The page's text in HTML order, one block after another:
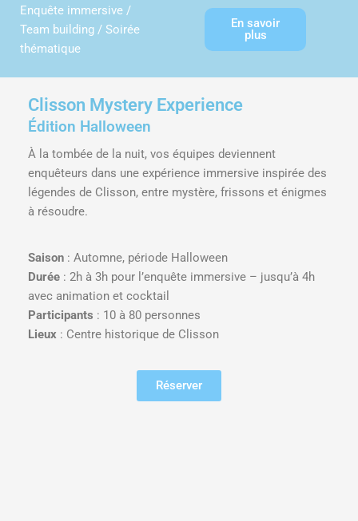
Enquête immersive /
Team building / Soirée
thématique
En savoir
plus
Clisson Mystery Experience
Édition Halloween
À la tombée de la nuit, vos équipes deviennent
enquêteurs dans une expérience immersive inspirée des
légendes de Clisson, entre mystère, frissons et énigmes
à résoudre.
Saison : Automne, période Halloween
Durée : 2h à 3h pour l’enquête immersive – jusqu’à 4h
avec animation et cocktail
Participants : 10 à 80 personnes
Lieux : Centre historique de Clisson
Réserver